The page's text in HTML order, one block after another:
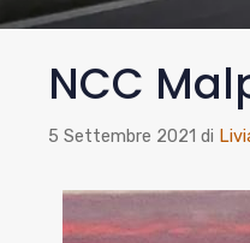
NCC
5 Settembre 2021 di